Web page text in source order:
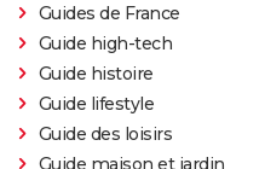
Guides de France
Guide high-tech
Guide histoire
Guide lifestyle
Guide des loisirs
Guide maison et jardin